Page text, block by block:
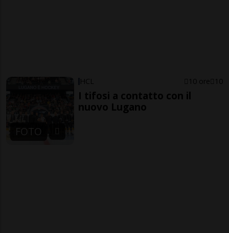
FOTO
HCL 10 ore 10
I tifosi a contatto con il
nuovo Lugano